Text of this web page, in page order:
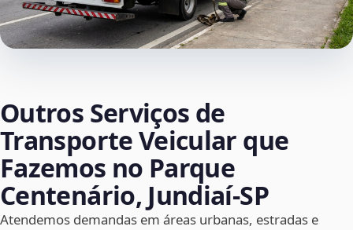
Outros Serviços de
Transporte Veicular que
Fazemos no Parque
Centenário, Jundiaí‑SP
Atendemos demandas em áreas urbanas, estradas e